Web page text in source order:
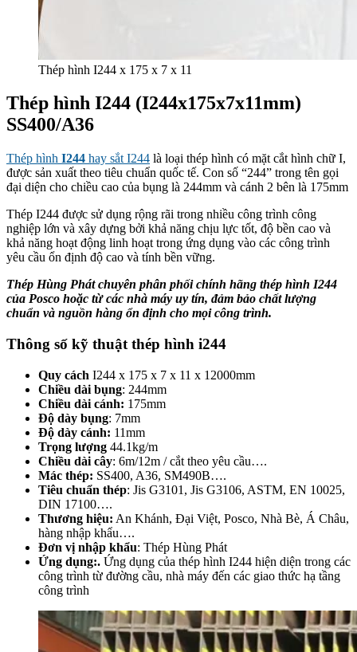
Thép hình I244 x 175 x 7 x 11
Thép hình I244 (I244x175x7x11mm)
SS400/A36
Thép hình I244 hay sắt I244 là loại thép hình có mặt cắt hình chữ I,
được sản xuất theo tiêu chuẩn quốc tế. Con số “244” trong tên gọi
đại diện cho chiều cao của bụng là 244mm và cánh 2 bên là 175mm
Thép I244 được sử dụng rộng rãi trong nhiều công trình công
nghiệp lớn và xây dựng bởi khả năng chịu lực tốt, độ bền cao và
khả năng hoạt động linh hoạt trong ứng dụng vào các công trình
yêu cầu ổn định độ cao và tính bền vững.
Thép Hùng Phát chuyên phân phối chính hãng thép hình I244
của Posco hoặc từ các nhà máy uy tín, đảm bảo chất lượng
chuẩn và nguồn hàng ổn định cho mọi công trình.
Thông số kỹ thuật thép hình i244
Quy cách I244 x 175 x 7 x 11 x 12000mm
Chiều dài bụng: 244mm
Chiều dài cánh: 175mm
Độ dày bụng: 7mm
Độ dày cánh: 11mm
Trọng lượng 44.1kg/m
Chiều dài cây: 6m/12m / cắt theo yêu cầu….
Mác thép: SS400, A36, SM490B….
Tiêu chuẩn thép: Jis G3101, Jis G3106, ASTM, EN 10025,
DIN 17100….
Thương hiệu: An Khánh, Đại Việt, Posco, Nhà Bè, Á Châu,
hàng nhập khẩu….
Đơn vị nhập khẩu: Thép Hùng Phát
Ứng dụng:. Ứng dụng của thép hình I244 hiện diện trong các
công trình từ đường cầu, nhà máy đến các giao thức hạ tầng
công trình